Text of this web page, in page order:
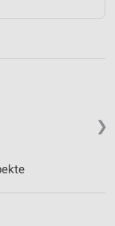
❯